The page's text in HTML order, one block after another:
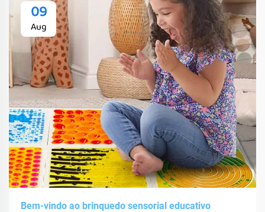
09
Aug
Bem-vindo ao brinquedo sensorial educativo